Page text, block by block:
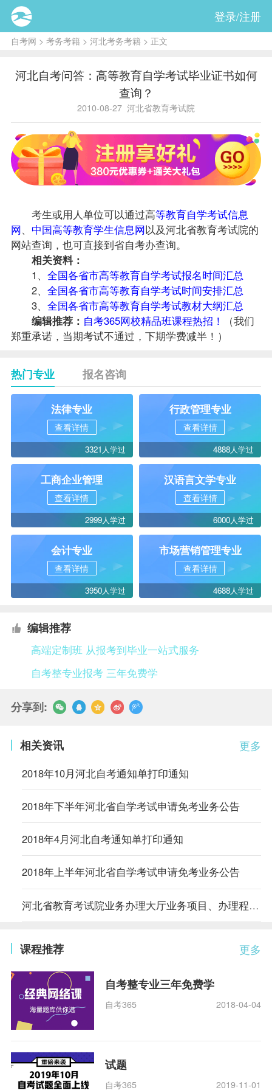
登录/注册
自考网 > 考务考籍 > 河北考务考籍 > 正文
河北自考问答：高等教育自学考试毕业证书如何
查询？
2010-08-27 河北省教育考试院
考生或用人单位可以通过高等教育自学考试信息
网、 中国高等教育学生信息网以及河北省教育考试院的
网站查询，也可直接到省自考办查询。
相关资料：
1、 全国各省市高等教育自学考试报名时间汇总
2、 全国各省市高等教育自学考试时间安排汇总
3、 全国各省市高等教育自学考试教材大纲汇总
编辑推荐： 自考365网校精品班课程热招！
（我们
郑重承诺，当期考试不通过，下期学费减半！）
热门专业 报名咨询
法律专业
查看详情
3321人学过
行政管理专业
查看详情
4888人学过
工商企业管理
查看详情
2999人学过
汉语言文学专业
查看详情
6000人学过
会计专业
查看详情
3950人学过
市场营销管理专业
查看详情
4688人学过
编辑推荐
高端定制班 从报考到毕业一站式服务
自考整专业报考 三年免费学
分享到:
更多
相关资讯
2018年10月河北自考通知单打印通知
2018年下半年河北省自学考试申请免考业务公告
2018年4月河北自考通知单打印通知
2018年上半年河北省自学考试申请免考业务公告
河北省教育考试院业务办理大厅业务项目、办理程序及要求
更多
课程推荐
自考整专业三年免费学
自考365 2018-04-04
试题
自考365 2019-11-01